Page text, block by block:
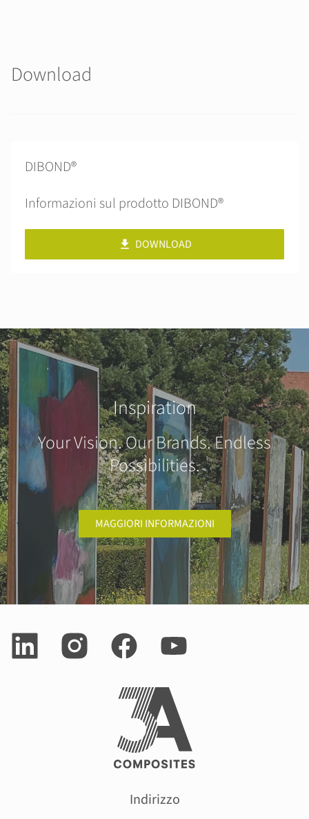
Download
DIBOND®
Informazioni sul prodotto DIBOND®
DOWNLOAD
Inspiration
Your Vision. Our Brands. Endless
Possibilities.
MAGGIORI INFORMAZIONI
Indirizzo